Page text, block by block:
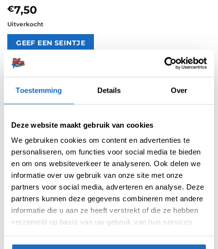
Toestemming Details Over
Deze website maakt gebruik van cookies
We gebruiken cookies om content en advertenties te
personaliseren, om functies voor social media te bieden
en om ons websiteverkeer te analyseren. Ook delen we
informatie over uw gebruik van onze site met onze
partners voor social media, adverteren en analyse. Deze
partners kunnen deze gegevens combineren met andere
informatie die u aan ze heeft verstrekt of die ze hebben
verzameld op basis van uw gebruik van hun services.
€7,50
Uitverkocht
Artikelnummer:
Merk:Cosmo
AANVULLENDE INFORMATIE
BEOORDELINGEN (0)